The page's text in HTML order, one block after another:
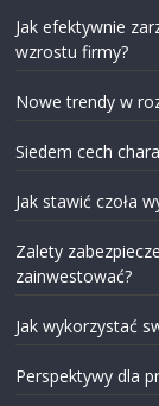
Jak efektywnie
wzrostu firmy?
Nowe trendy w
Siedem cech
Jak stawić czoła
Zalety
zainwestować?
Jak wykorzystać
Perspektywy dla